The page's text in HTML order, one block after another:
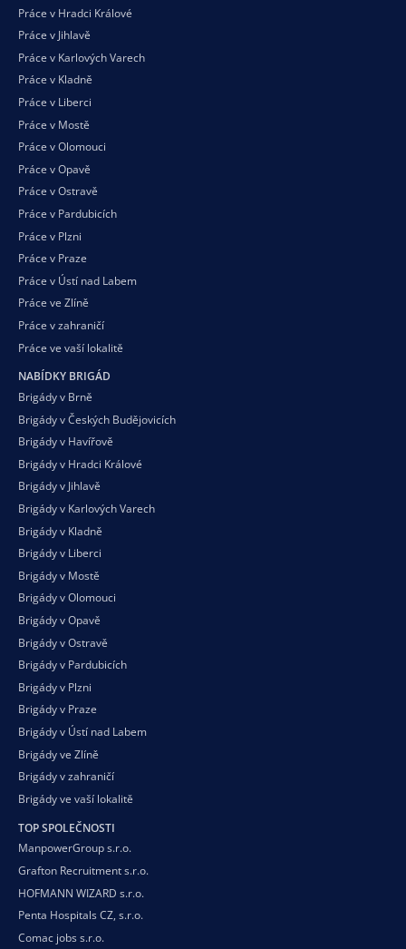
Práce v Hradci Králové
Práce v Jihlavě
Práce v Karlových Varech
Práce v Kladně
Práce v Liberci
Práce v Mostě
Práce v Olomouci
Práce v Opavě
Práce v Ostravě
Práce v Pardubicích
Práce v Plzni
Práce v Praze
Práce v Ústí nad Labem
Práce ve Zlíně
Práce v zahraničí
Práce ve vaší lokalitě
NABÍDKY BRIGÁD
Brigády v Brně
Brigády v Českých Budějovicích
Brigády v Havířově
Brigády v Hradci Králové
Brigády v Jihlavě
Brigády v Karlových Varech
Brigády v Kladně
Brigády v Liberci
Brigády v Mostě
Brigády v Olomouci
Brigády v Opavě
Brigády v Ostravě
Brigády v Pardubicích
Brigády v Plzni
Brigády v Praze
Brigády v Ústí nad Labem
Brigády ve Zlíně
Brigády v zahraničí
Brigády ve vaší lokalitě
TOP SPOLEČNOSTI
ManpowerGroup s.r.o.
Grafton Recruitment s.r.o.
HOFMANN WIZARD s.r.o.
Penta Hospitals CZ, s.r.o.
Comac jobs s.r.o.